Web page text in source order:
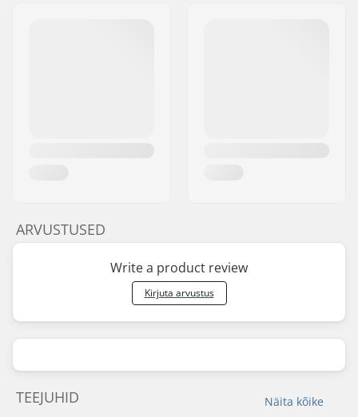
ARVUSTUSED
Write a product review
Kirjuta arvustus
Näita kõike
TEEJUHID